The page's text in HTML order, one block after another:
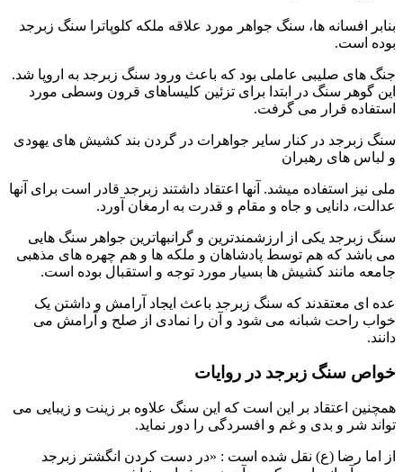
افسانه ها، سنگ جواهر مورد علاقه ملکه کلوپاترا سنگ زبرجد
است.
های صلیبی عاملی بود که باعث ورود سنگ زبرجد به اروپا شد.
گوهر سنگ در ابتدا برای تزئین کلیساهای قرون وسطی مورد
قرار می گرفت.
زبرجد در کنار سایر جواهرات در گردن بند کشیش های یهودی
های رهبران
نیز استفاده میشد. آنها اعتقاد داشتند زبرجد قادر است برای آنها
دانایی و جاه و مقام و قدرت به ارمغان آورد.
زبرجد یکی از ارزشمندترین و گرانبهاترین جواهر سنگ هایی
که هم توسط پادشاهان و ملکه ها و هم چهره های مذهبی
مانند کشیش ها بسیار مورد توجه و استقبال بوده است.
ای معتقدند که سنگ زبرجد باعث ایجاد آرامش و داشتن یک
راحت شبانه می شود و آن را نمادی از صلح و آرامش می
سنگ زبرجد در روایاتسنگ زبرجد اصل
اعتقاد بر این است که این سنگ علاوه بر زینت و زیبایی می
شر و بدی و غم و افسردگی را دور نماید.
رضا (ع) نقل شده است : «در دست کردن انگشتر زبرجد